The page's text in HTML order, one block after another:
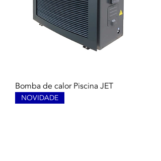
Bomba de calor Piscina JET
NOVIDADE